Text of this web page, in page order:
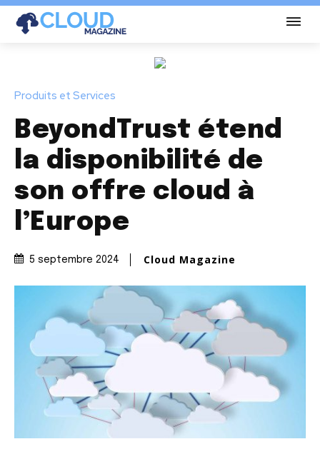
Produits et Services
BeyondTrust étend
la disponibilité de
son offre cloud à
l’Europe
5 septembre 2024 Cloud Magazine